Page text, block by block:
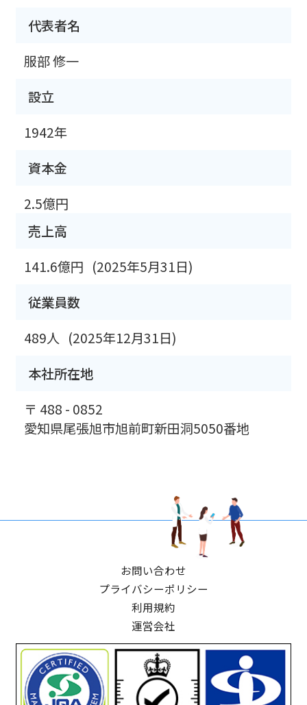
代表者名
服部 修一
設立
1942年
資本金
2.5億円
売上高
141.6億円 (2025年5月31日)
従業員数
489人 (2025年12月31日)
本社所在地
〒 488 - 0852
愛知県尾張旭市旭前町新田洞5050番地
お問い合わせ
プライバシーポリシー
利用規約
運営会社